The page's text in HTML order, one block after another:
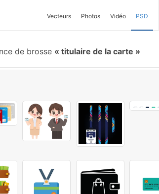
Vecteurs Photos Vidéo PSD
de brosse titulaire de la carte